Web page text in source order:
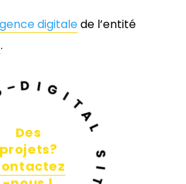
digitalede l’entité
.
­
­
­
­
S
NG – DIGI
T
L
Des
projets?